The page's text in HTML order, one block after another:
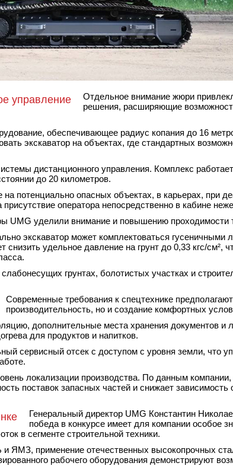
управление
Отдельное внимание жюри
решения, расширяющие
обеспечивающее радиус копания до 16
экскаватор на объектах, где стандартных
дистанционного управления. Комплекс
до 20 километров.
потенциально опасных объектах, в карьерах, при
оператора непосредственно в кабине
UMG уделили внимание и повышению проходимости
экскаватор может комплектоваться гусеничными
удельное давление на грунт до 0,33 кгс/см²,
грунтах, болотистых участках и
Современные требования к спецтехнике
производительность, но и создание комфортных
дополнительные места хранения документов и
для продуктов и напитков.
сервисный отсек с доступом с уровня земли, что
локализации производства. По данным компании,
поставок запасных частей и снижает зависимость
Генеральный директор UMG Константин
победа в конкурсе имеет для компании особое
в сегменте строительной техники.
ЯМЗ, применение отечественных высокопрочных
рабочего оборудования демонстрируют